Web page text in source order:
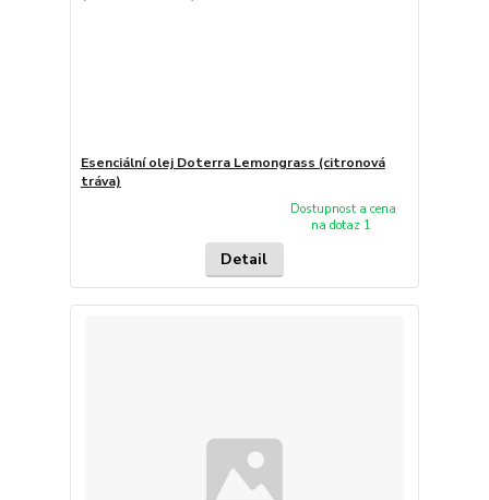
Esenciální olej Doterra Lemongrass (citronová
tráva)
Dostupnost a cena
na dotaz 1
Detail